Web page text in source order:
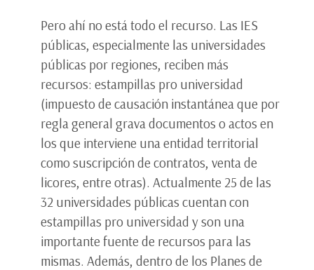
Pero ahí no está todo el recurso. Las IES
públicas, especialmente las universidades
públicas por regiones, reciben más
recursos: estampillas pro universidad
(impuesto de causación instantánea que por
regla general grava documentos o actos en
los que interviene una entidad territorial
como suscripción de contratos, venta de
licores, entre otras). Actualmente 25 de las
32 universidades públicas cuentan con
estampillas pro universidad y son una
importante fuente de recursos para las
mismas. Además, dentro de los Planes de